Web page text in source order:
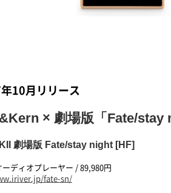
10月リリース
× 劇場版「Fate/stay
劇場版 Fate/stay night [HF]
ーディオプレーヤー / 89,980円
fate-sn/